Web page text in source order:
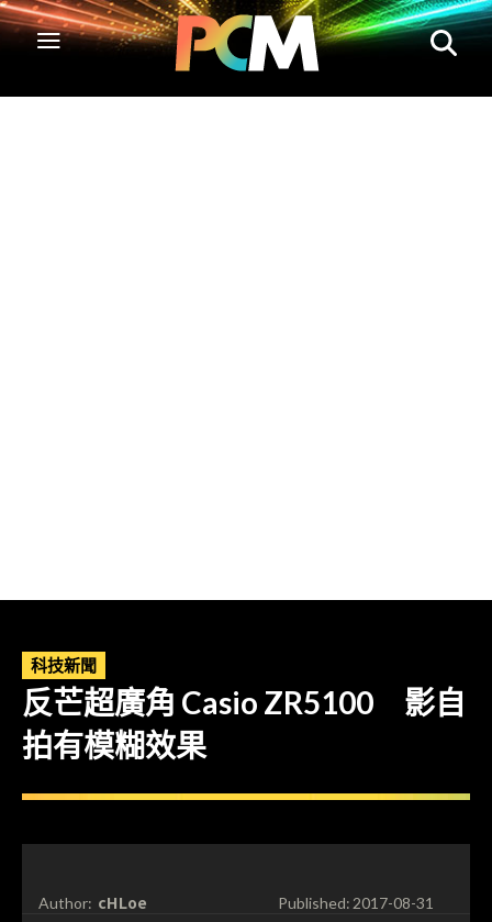
科技新聞
反芒超廣角 Casio ZR5100 影自
拍有模糊效果
Author: cHLoe Published:2017-08-31